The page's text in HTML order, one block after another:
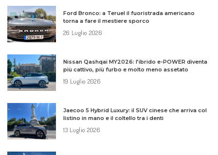
Ford Bronco: a Teruel il fuoristrada americano
torna a fare il mestiere sporco
26 Luglio 2026
Nissan Qashqai MY2026: l’ibrido e-POWER diventa
più cattivo, più furbo e molto meno assetato
19 Luglio 2026
Jaecoo 5 Hybrid Luxury: il SUV cinese che arriva col
listino in mano e il coltello tra i denti
13 Luglio 2026